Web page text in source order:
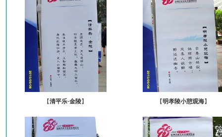
【清平乐·金陵】 【明孝陵小憩观海】